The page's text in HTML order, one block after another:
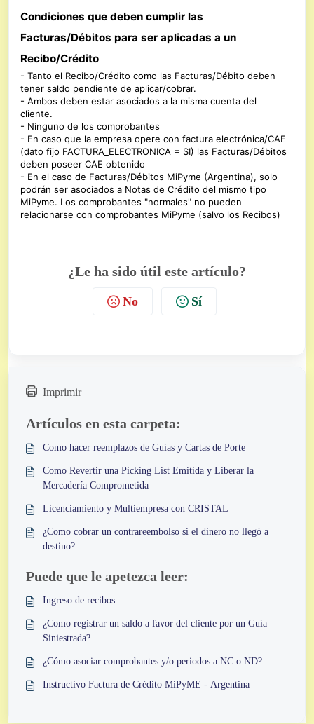
Condiciones que deben cumplir las
Facturas/Débitos para ser aplicadas a un
Recibo/Crédito
- Tanto el Recibo/Crédito como las Facturas/Débito deben
tener saldo pendiente de aplicar/cobrar.
- Ambos deben estar asociados a la misma cuenta del
cliente.
- Ninguno de los comprobantes
- En caso que la empresa opere con factura electrónica/CAE
(dato fijo FACTURA_ELECTRONICA = SI) las Facturas/Débitos
deben poseer CAE obtenido
- En el caso de Facturas/Débitos MiPyme (Argentina), solo
podrán ser asociados a Notas de Crédito del mismo tipo
MiPyme. Los comprobantes "normales" no pueden
relacionarse con comprobantes MiPyme (salvo los Recibos)
¿Le ha sido útil este artículo?
No Sí
Imprimir
Artículos en esta carpeta:
Como hacer reemplazos de Guías y Cartas de Porte
Como Revertir una Picking List Emitida y Liberar la
Mercadería Comprometida
Licenciamiento y Multiempresa con CRISTAL
¿Como cobrar un contrareembolso si el dinero no llegó a
destino?
Puede que le apetezca leer:
Ingreso de recibos.
¿Como registrar un saldo a favor del cliente por un Guía
Siniestrada?
¿Cómo asociar comprobantes y/o periodos a NC o ND?
Instructivo Factura de Crédito MiPyME - Argentina